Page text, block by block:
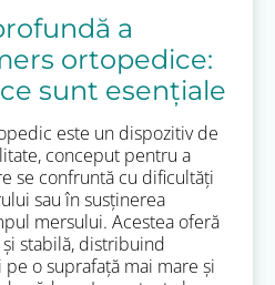
a
ortopedice:
sunt esențiale
este un dispozitiv de
conceput pentru a
se confruntă cu dificultăți
sau în susținerea
mersului. Acestea oferă
stabilă, distribuind
o suprafață mai mare și